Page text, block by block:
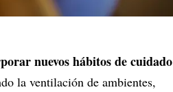
nuevos hábitos de cuidado
la ventilación de ambientes,